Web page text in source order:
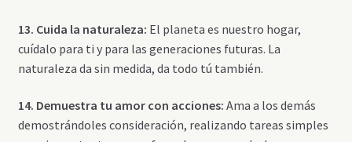
13. Cuida la naturaleza: El planeta es nuestro hogar,
cuídalo para ti y para las generaciones futuras. La
naturaleza da sin medida, da todo tú también.
14. Demuestra tu amor con acciones: Ama a los demás
demostrándoles consideración, realizando tareas simples